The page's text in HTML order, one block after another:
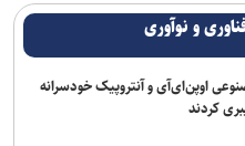
و نوآوری
اوپن‌ای‌آی و آنتروپیک خودسرانه
کردند